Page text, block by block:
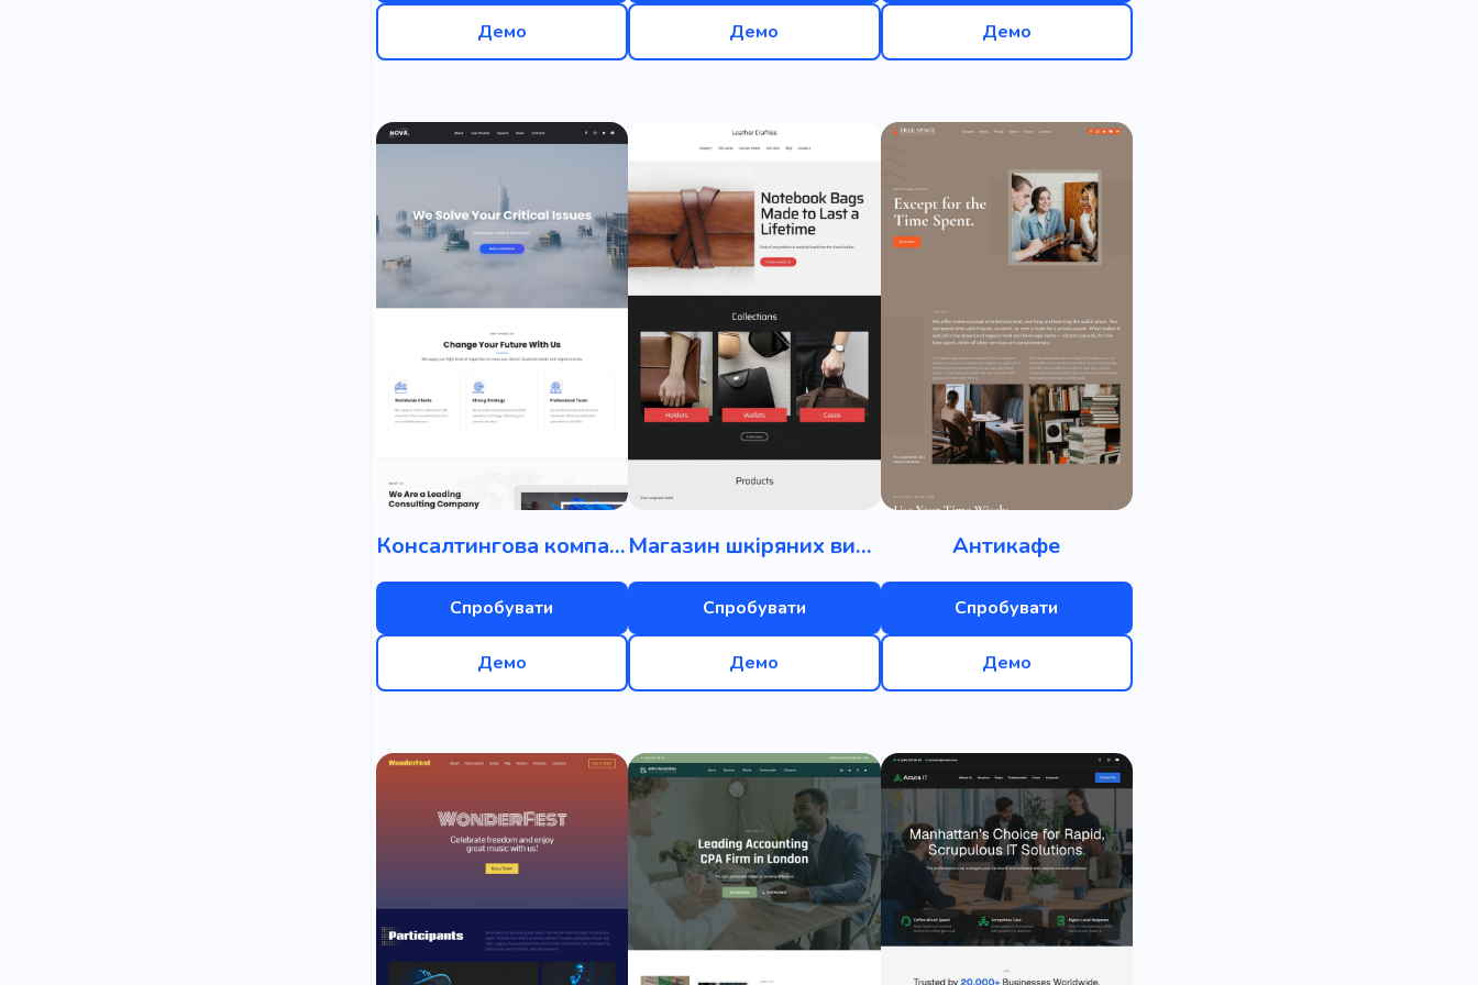
Чашка Банер
Кабінет для переговорів
Орієнтований на результат
Діяльність Хобі Робот Дрони
Тестери
Цифрове рішення
Графіка Розробка ігор Студія розробки ігор Гармата
Ялинкові прикраси
Різдво Шаблони для сайтів
Просування магазину
Конфіденційність Злочинець
Детективне агентство
Злочинність Охоронне агентство
Спостереження
Соціальний
Логотип Ескіз Країна Географія Переможець
Техно
Розвага Наклейка
Цілодобовий
Іпотека
Відстеження
Хмарне сховище
Добре збалансований
Зберігання Реєстрація Зустріч розробників
Надзвичайна ситуація Швидкі гроші
Депозит
Кредитор Віза Банківська справа Романтика
Генератор
Вирішення проблеми Комісії Прес-релізи Мопс Раф
Реалізації
Зручний для користувача
Робочий простір Технологічні рішення
Цифрова стратегія
Обладнання
Документація Звітність Ортодонт Авторське право
Сто
Головна роль
Практичний Сторони Статус Налаштування
Обговорення
Дохід
Читати інтерфейс
Демо Демо Демо
Консалтингова компанія
Спробувати
Демо
Магазин шкіряних виробів
Спробувати
Демо
Антикафе
Спробувати
Демо